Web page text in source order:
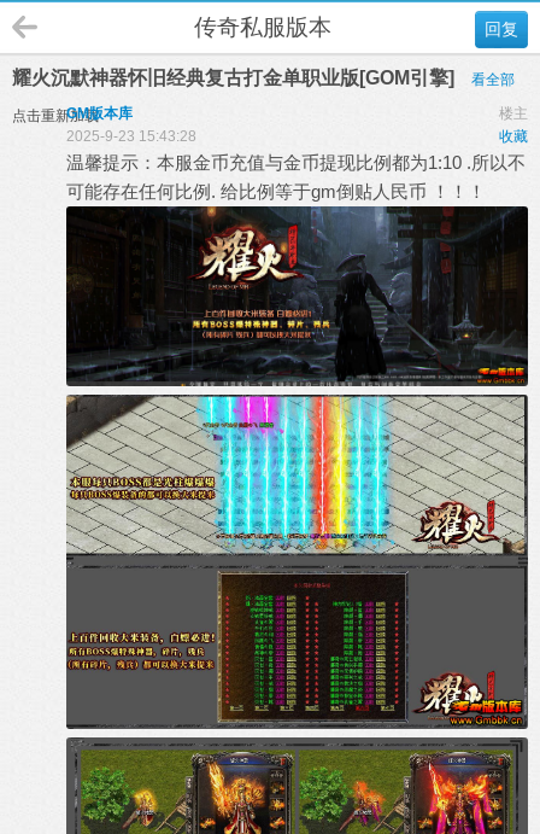
回复
传奇私服版本
耀火沉默神器怀旧经典复古打金单职业版[GOM引擎] 看全部
点击重新加载 楼主
GM版本库
收藏
2025-9-23 15:43:28
温馨提示：本服金币充值与金币提现比例都为1:10 .所以不
可能存在任何比例. 给比例等于gm倒贴人民币 ！！！